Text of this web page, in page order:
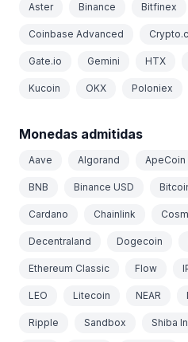
Aster Binance Bitfinex
Coinbase Advanced
Gate.io Gemini HTX
Kucoin OKX Poloniex
Monedas admitidas
Aave Algorand ApeCoin
BNB Binance USD
Cardano Chainlink
Decentraland Dogecoin
Ethereum Classic Flow
LEO Litecoin NEAR
Ripple Sandbox Shiba